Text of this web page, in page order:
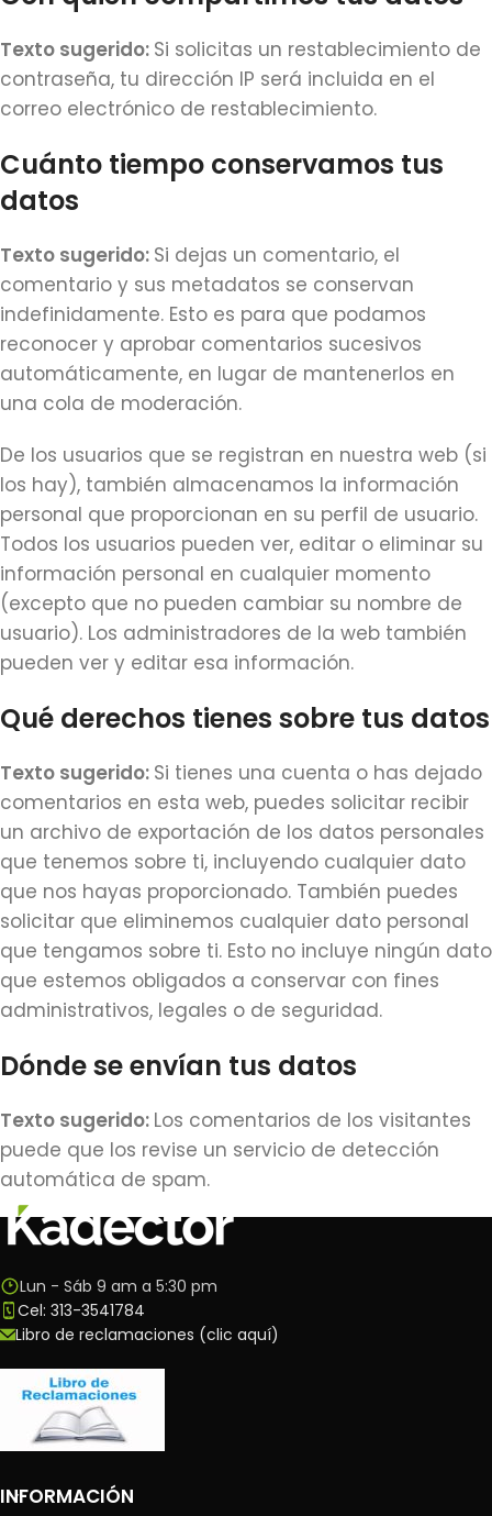
Texto sugerido: Si solicitas un restablecimiento de
contraseña, tu dirección IP será incluida en el
correo electrónico de restablecimiento.
Cuánto tiempo conservamos tus
datos
Texto sugerido: Si dejas un comentario, el
comentario y sus metadatos se conservan
indefinidamente. Esto es para que podamos
reconocer y aprobar comentarios sucesivos
automáticamente, en lugar de mantenerlos en
una cola de moderación.
De los usuarios que se registran en nuestra web (si
los hay), también almacenamos la información
personal que proporcionan en su perfil de usuario.
Todos los usuarios pueden ver, editar o eliminar su
información personal en cualquier momento
(excepto que no pueden cambiar su nombre de
usuario). Los administradores de la web también
pueden ver y editar esa información.
Qué derechos tienes sobre tus datos
Texto sugerido: Si tienes una cuenta o has dejado
comentarios en esta web, puedes solicitar recibir
un archivo de exportación de los datos personales
que tenemos sobre ti, incluyendo cualquier dato
que nos hayas proporcionado. También puedes
solicitar que eliminemos cualquier dato personal
que tengamos sobre ti. Esto no incluye ningún dato
que estemos obligados a conservar con fines
administrativos, legales o de seguridad.
Dónde se envían tus datos
Texto sugerido: Los comentarios de los visitantes
puede que los revise un servicio de detección
automática de spam.
Lun - Sáb 9 am a 5:30 pm
Cel: 313-3541784
Libro de reclamaciones (clic aquí)
INFORMACIÓN